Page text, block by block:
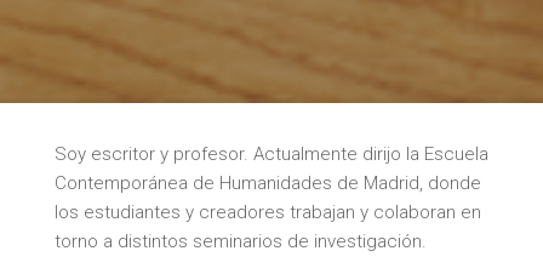
Soy escritor y profesor. Actualmente dirijo la Escuela
Contemporánea de Humanidades de Madrid, donde
los estudiantes y creadores trabajan y colaboran en
torno a distintos seminarios de investigación.